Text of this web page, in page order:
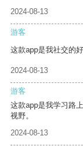
2024-08-13
游客
这款app是我社交的
2024-08-13
游客
这款app是我学习路
视野。
2024-08-13